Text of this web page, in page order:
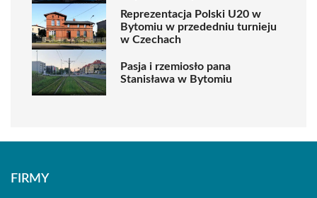
Reprezentacja Polski U20 w
Bytomiu w przededniu turnieju
w Czechach
Pasja i rzemiosło pana
Stanisława w Bytomiu
FIRMY